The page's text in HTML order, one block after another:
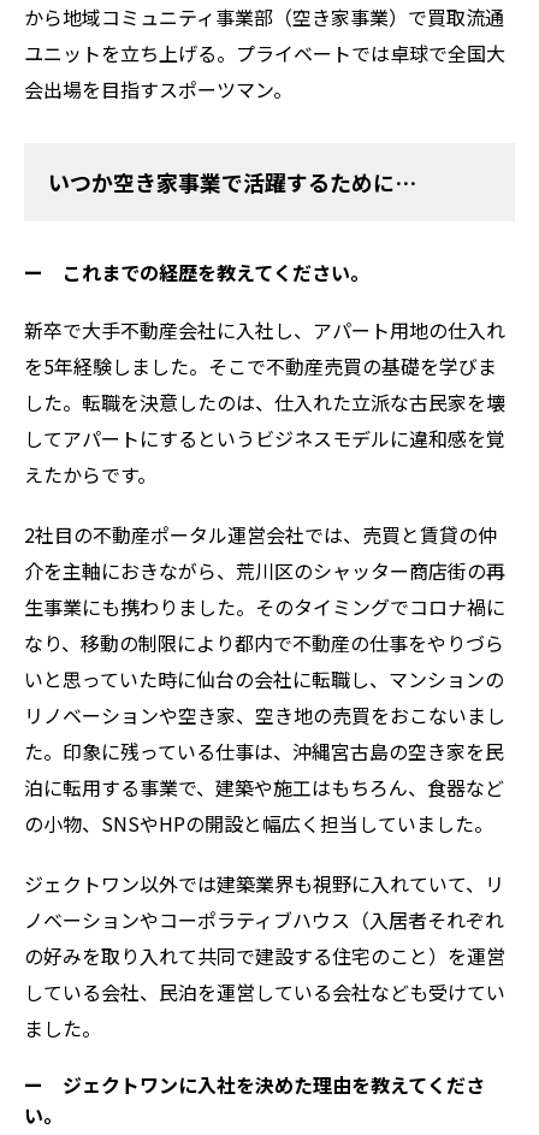
から地域コミュニティ事業部（空き家事業）で買取流通
ユニットを立ち上げる。プライベートでは卓球で全国大
会出場を目指すスポーツマン。
いつか空き家事業で活躍するために…
ー これまでの経歴を教えてください。
新卒で大手不動産会社に入社し、アパート用地の仕入れ
を5年経験しました。そこで不動産売買の基礎を学びま
した。転職を決意したのは、仕入れた立派な古民家を壊
してアパートにするというビジネスモデルに違和感を覚
えたからです。
2社目の不動産ポータル運営会社では、売買と賃貸の仲
介を主軸におきながら、荒川区のシャッター商店街の再
生事業にも携わりました。そのタイミングでコロナ禍に
なり、移動の制限により都内で不動産の仕事をやりづら
いと思っていた時に仙台の会社に転職し、マンションの
リノベーションや空き家、空き地の売買をおこないまし
た。印象に残っている仕事は、沖縄宮古島の空き家を民
泊に転用する事業で、建築や施工はもちろん、食器など
の小物、SNSやHPの開設と幅広く担当していました。
ジェクトワン以外では建築業界も視野に入れていて、リ
ノベーションやコーポラティブハウス（入居者それぞれ
の好みを取り入れて共同で建設する住宅のこと）を運営
している会社、民泊を運営している会社なども受けてい
ました。
ー ジェクトワンに入社を決めた理由を教えてくださ
い。